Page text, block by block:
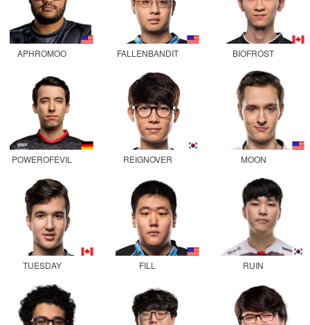
APHROMOO FALLENBANDIT BIOFROST
POWEROFEVIL REIGNOVER MOON
TUESDAY FILL RUIN